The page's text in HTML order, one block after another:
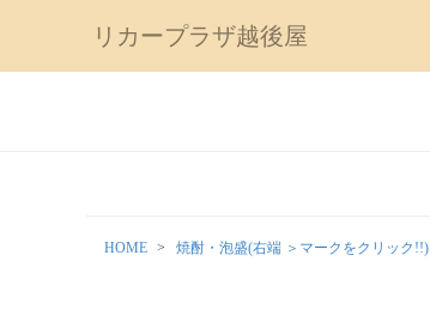
リカープラザ越後屋
HOME 焼酎・泡盛(右端 ＞マークをクリック!!)